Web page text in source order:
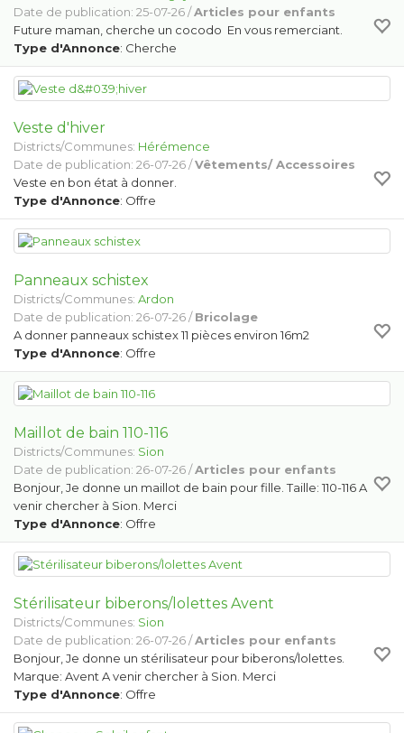
Date de publication: 25-07-26 /Articles pour enfants
Future maman, cherche un cocodo En vous remerciant.
Type d'Annonce: Cherche
Veste d'hiver
Districts/Communes: Hérémence
Date de publication: 26-07-26 /Vêtements/ Accessoires
Veste en bon état à donner.
Type d'Annonce: Offre
Panneaux schistex
Districts/Communes: Ardon
Date de publication: 26-07-26 /Bricolage
A donner panneaux schistex 11 pièces environ 16m2
Type d'Annonce: Offre
Maillot de bain 110-116
Districts/Communes: Sion
Date de publication: 26-07-26 /Articles pour enfants
Bonjour, Je donne un maillot de bain pour fille. Taille: 110-116 A
venir chercher à Sion. Merci
Type d'Annonce: Offre
Stérilisateur biberons/lolettes Avent
Districts/Communes: Sion
Date de publication: 26-07-26 /Articles pour enfants
Bonjour, Je donne un stérilisateur pour biberons/lolettes.
Marque: Avent A venir chercher à Sion. Merci
Type d'Annonce: Offre